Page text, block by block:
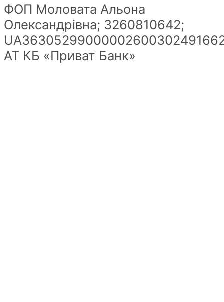
ФОП Моловата Альона
Олександрівна; 3260810642;
АТ КБ «Приват Банк»